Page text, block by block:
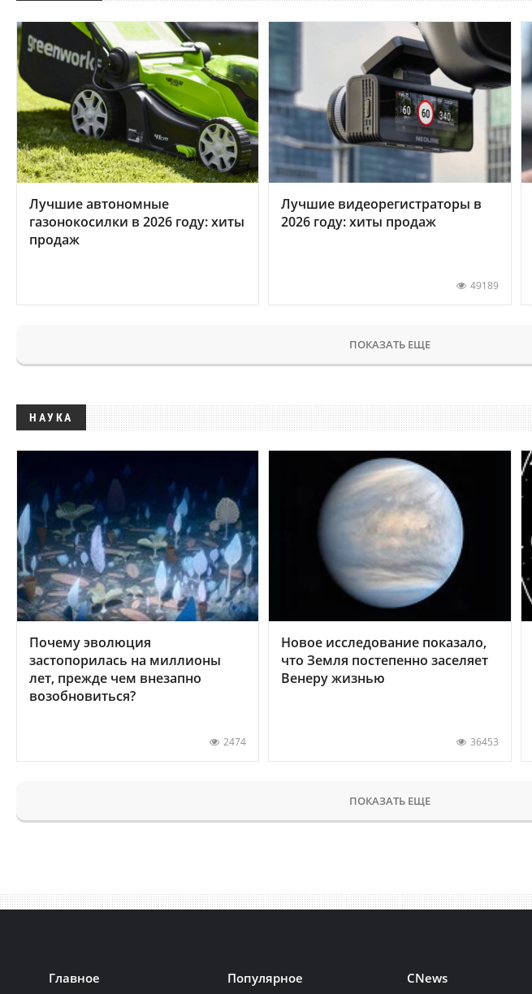
Лучшие автономные
газонокосилки в 2026 году: хиты
продаж
Лучшие видеорегистраторы в
2026 году: хиты продаж
49189
ПОКАЗАТЬ ЕЩЕ
НАУКА
Почему эволюция
застопорилась на миллионы
лет, прежде чем внезапно
возобновиться?
2474
Новое исследование показало,
что Земля постепенно заселяет
Венеру жизнью
36453
ПОКАЗАТЬ ЕЩЕ
Главное Популярное CNews